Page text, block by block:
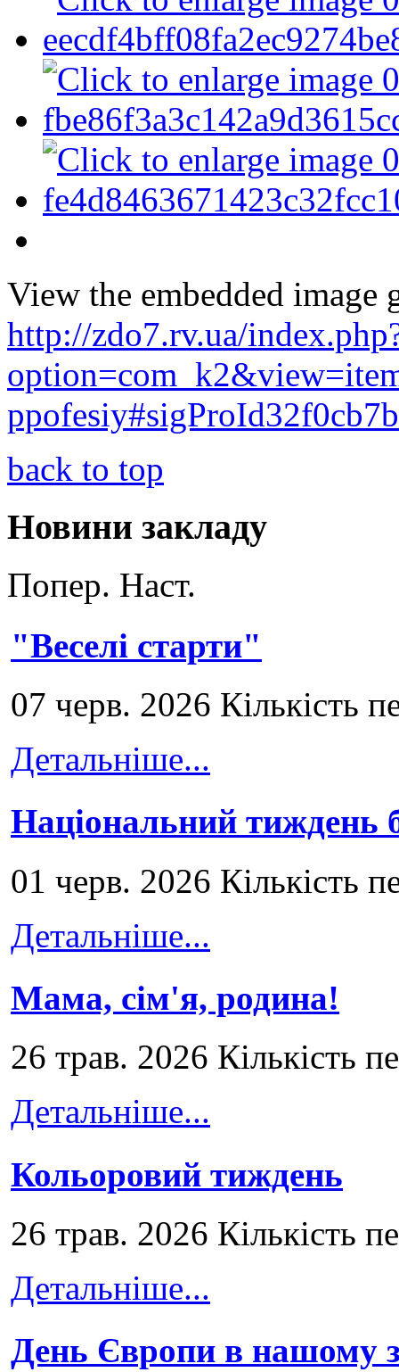
View the embedded image
http://zdo7.rv.ua/
back to top
Новини закладу
Попер. Наст.
"Веселі старти"
07 черв. 2026 Кількість
Детальніше...
Національний тиждень
01 черв. 2026 Кількість
Детальніше...
Мама, сім'я, родина!
26 трав. 2026 Кількість
Детальніше...
Кольоровий тиждень
26 трав. 2026 Кількість
Детальніше...
День Європи в нашому